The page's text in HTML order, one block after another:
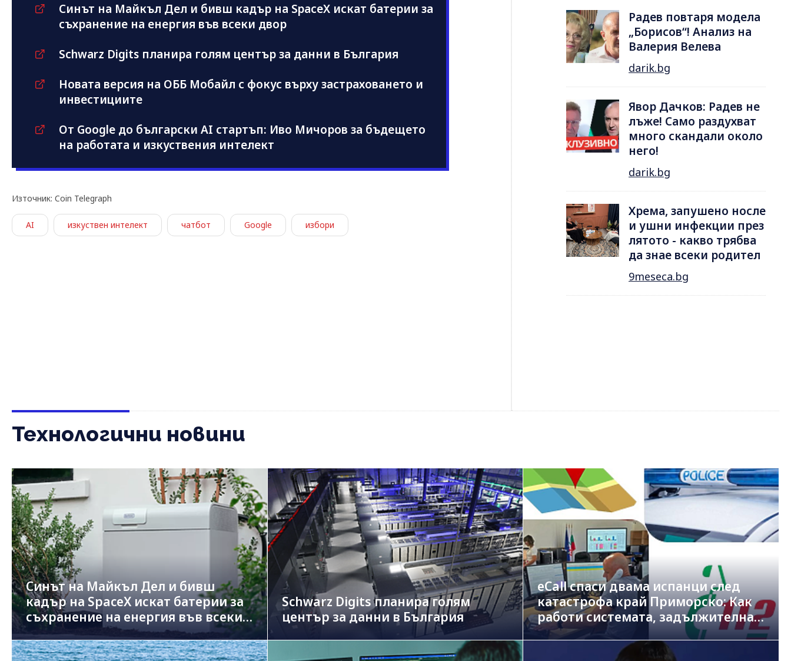
Синът на Майкъл Дeл и бивш кадър на SpaceX искат батерии за
съхранение на енергия във всеки двор
Schwarz Digits планира голям център за данни в България
Новата версия на ОББ Мобайл с фокус върху застраховането и
инвестициите
От Google до български AI стартъп: Иво Мичоров за бъдещето
на работата и изкуствения интелект
Източник: Coin Telegraph
AI изкуствен интелект чатбот Google избори
Радев повтаря модела
„Борисов“! Анализ на
Валерия Велева
darik.bg
Явор Дачков: Радев не
лъже! Само раздухват
много скандали около
него!
darik.bg
Хрема, запушено носле
и ушни инфекции през
лятотo - какво трябва
да знае всеки родител
9meseca.bg
Технологични новини
Синът на Майкъл Дeл и бивш
кадър на SpaceX искат батерии за
съхранение на енергия във всеки
двор
Schwarz Digits планира голям
център за данни в България
eCall спаси двама испанци след
катастрофа край Приморско: Как
работи системата, задължителна
в новите коли